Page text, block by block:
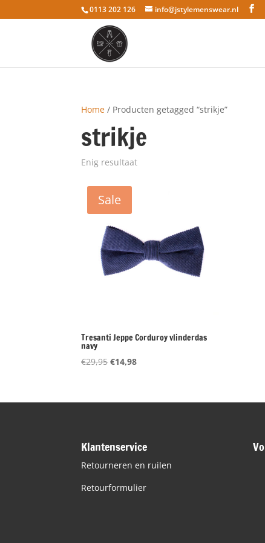
0113 202 126 info@jstylemenswear.nl
Home / Producten getagged “strikje”
strikje
Enig resultaat
Sale
Tresanti Jeppe Corduroy vlinderdas
navy
€29,95Oorspronkelijke
€29,95.
€14,98Huidige
€14,98.
Klantenservice
Retourneren en ruilen
Retourformulier